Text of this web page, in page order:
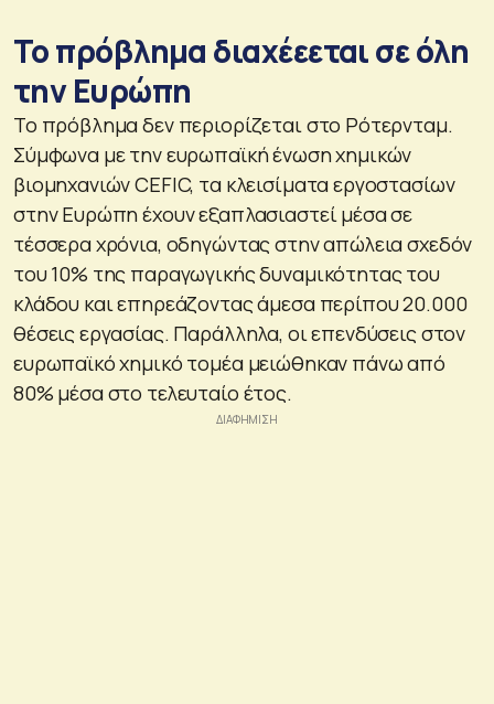
Το πρόβλημα διαχέεεται σε όλη
την Ευρώπη
Το πρόβλημα δεν περιορίζεται στο Ρότερνταμ.
Σύμφωνα με την ευρωπαϊκή ένωση χημικών
βιομηχανιών CEFIC, τα κλεισίματα εργοστασίων
στην Ευρώπη έχουν εξαπλασιαστεί μέσα σε
τέσσερα χρόνια, οδηγώντας στην απώλεια σχεδόν
του 10% της παραγωγικής δυναμικότητας του
κλάδου και επηρεάζοντας άμεσα περίπου 20.000
θέσεις εργασίας. Παράλληλα, οι επενδύσεις στον
ευρωπαϊκό χημικό τομέα μειώθηκαν πάνω από
80% μέσα στο τελευταίο έτος.